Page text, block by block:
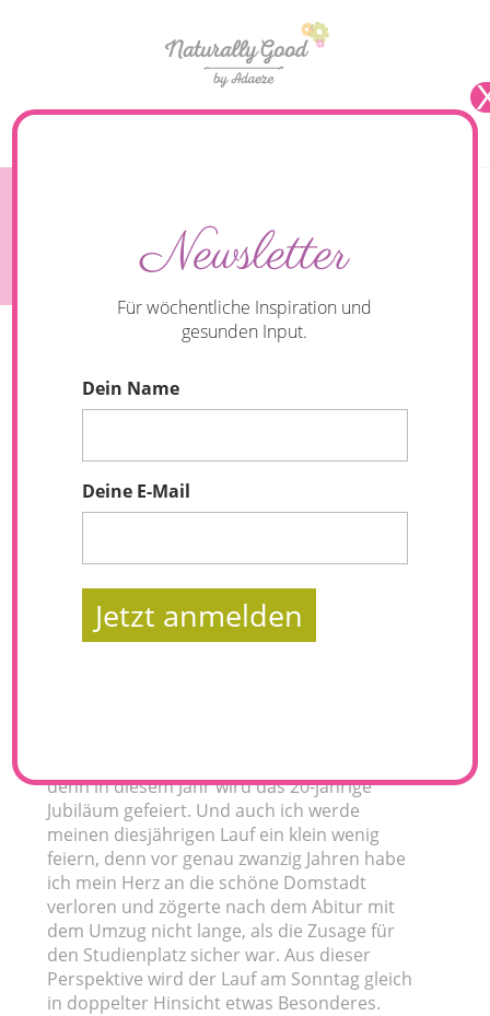
angemeldet habe.
denn in diesem Jahr wird das 20-jährige
Jubiläum gefeiert. Und auch ich werde
meinen diesjährigen Lauf ein klein wenig
feiern, denn vor genau zwanzig Jahren habe
ich mein Herz an die schöne Domstadt
verloren und zögerte nach dem Abitur mit
dem Umzug nicht lange, als die Zusage für
den Studienplatz sicher war. Aus dieser
Perspektive wird der Lauf am Sonntag gleich
in doppelter Hinsicht etwas Besonderes.
Newsletter
Für wöchentliche Inspiration und
gesunden Input.
Dein Name
Deine E-Mail
Jetzt anmelden